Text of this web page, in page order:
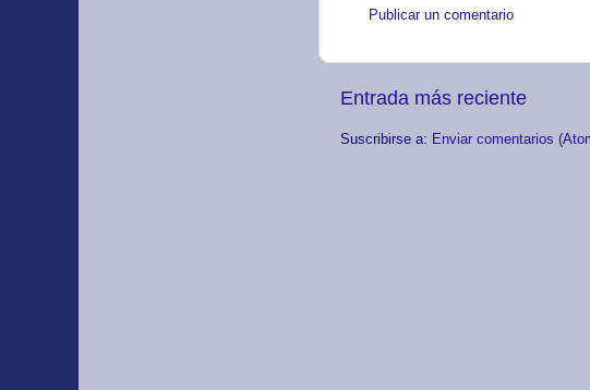
Publicar un comentario
Entrada más reciente
Suscribirse a: Enviar comentarios